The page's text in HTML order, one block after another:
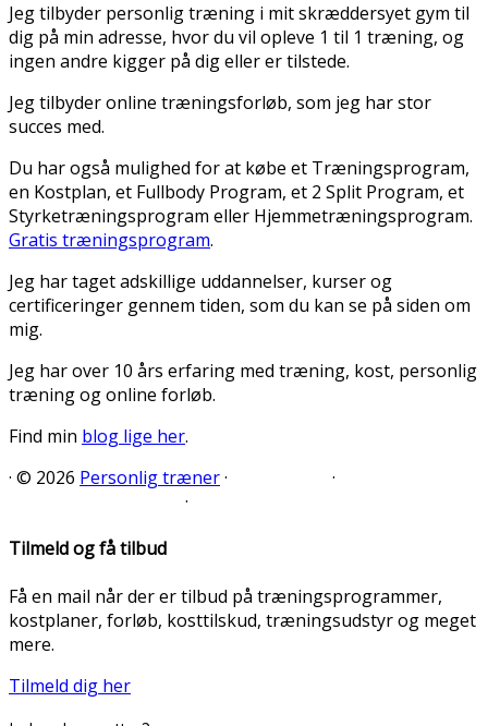
Jeg tilbyder personlig træning i mit skræddersyet gym til
dig på min adresse, hvor du vil opleve 1 til 1 træning, og
ingen andre kigger på dig eller er tilstede.
Jeg tilbyder online træningsforløb, som jeg har stor
succes med.
Du har også mulighed for at købe et Træningsprogram,
en Kostplan, et Fullbody Program, et 2 Split Program, et
Styrketræningsprogram eller Hjemmetræningsprogram.
Gratis træningsprogram.
Jeg har taget adskillige uddannelser, kurser og
certificeringer gennem tiden, som du kan se på siden om
mig.
Jeg har over 10 års erfaring med træning, kost, personlig
træning og online forløb.
Find min blog lige her.
· © 2026 Personlig træner·
·
·
Tilmeld og få tilbud
Få en mail når der er tilbud på træningsprogrammer,
kostplaner, forløb, kosttilskud, træningsudstyr og meget
mere.
Tilmeld dig her